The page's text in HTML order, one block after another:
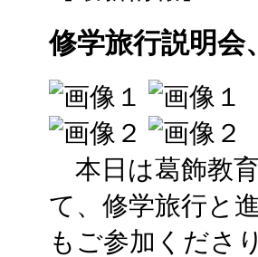
修学旅行説明会
本日は葛飾教
て、修学旅行と
もご参加くださ